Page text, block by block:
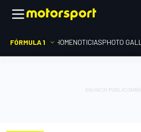
FÓRMULA 1 HOMENOTICIASPHOTO